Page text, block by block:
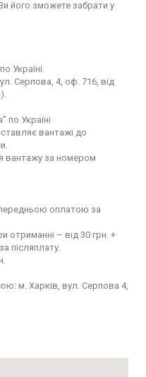
його зможете забрати у
Україні.
Серпова, 4, оф. 716, від
Україні
вантажі до
вантажу за номером
оплатою за
отриманні – від 30 грн. +
післяплату.
м. Харків, вул. Серпова 4,